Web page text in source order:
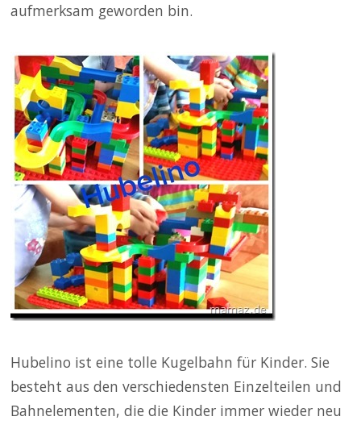
aufmerksam geworden bin.
Hubelino ist eine tolle Kugelbahn für Kinder. Sie
besteht aus den verschiedensten Einzelteilen und
Bahnelementen, die die Kinder immer wieder neu